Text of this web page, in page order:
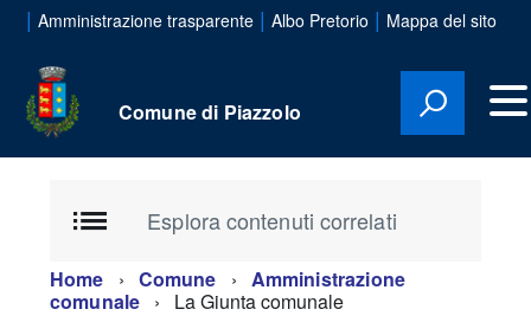
| Amministrazione trasparente | Albo Pretorio | Mappa del sito
Comune di Piazzolo
Esplora contenuti correlati
Home Comune
Amministrazione
comunale
La Giunta comunale